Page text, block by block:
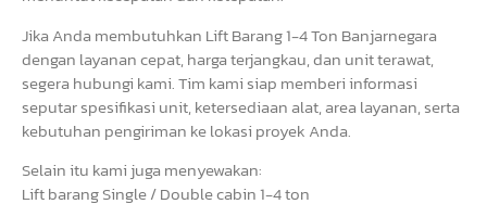
Jika Anda membutuhkan Lift Barang 1-4 Ton Banjarnegara
dengan layanan cepat, harga terjangkau, dan unit terawat,
segera hubungi kami. Tim kami siap memberi informasi
seputar spesifikasi unit, ketersediaan alat, area layanan, serta
kebutuhan pengiriman ke lokasi proyek Anda.
Selain itu kami juga menyewakan:
Lift barang Single / Double cabin 1-4 ton